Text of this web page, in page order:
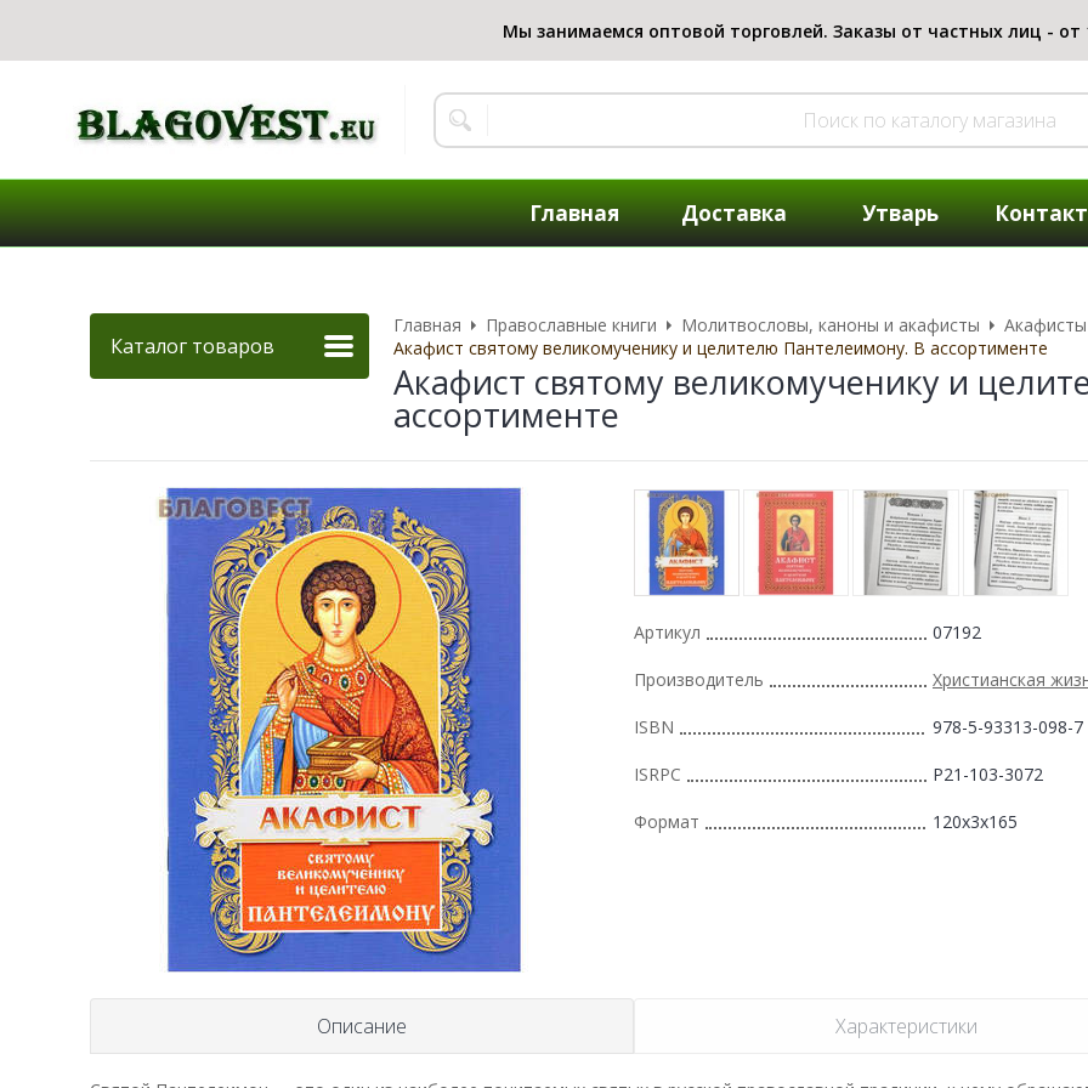
Главная Доставка Утварь
Каталог товаров
Главная Православные книги Молитвословы, каноны и акафисты
Акафисты
Акафист святому великомученику и целителю Пантелеимону. В ассортименте
Акафист святому великомученику и
ассортименте
Артикул 07192
Производитель Христианская
ISBN 978-5-93313-098-7
ISRPC Р21-103-3072
Формат 120x3x165
Описание Характеристики